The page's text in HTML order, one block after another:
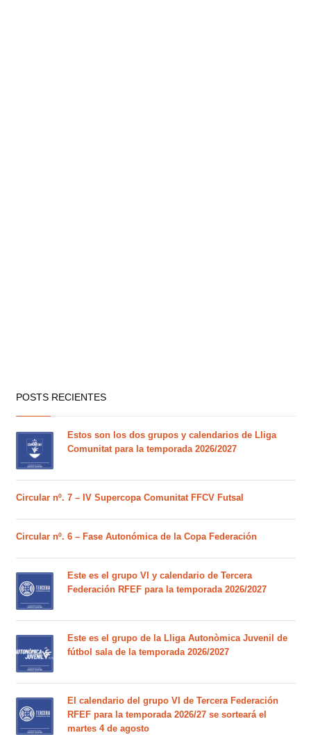
POSTS RECIENTES
Estos son los dos grupos y calendarios de Lliga
Comunitat para la temporada 2026/2027
Circular nº. 7 – IV Supercopa Comunitat FFCV Futsal
Circular nº. 6 – Fase Autonómica de la Copa Federación
Este es el grupo VI y calendario de Tercera
Federación RFEF para la temporada 2026/2027
Este es el grupo de la Lliga Autonòmica Juvenil de
fútbol sala de la temporada 2026/2027
El calendario del grupo VI de Tercera Federación
RFEF para la temporada 2026/27 se sorteará el
martes 4 de agosto